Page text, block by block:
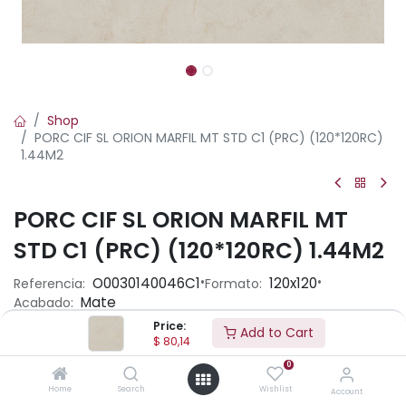
Price:
$ 80,14 Add to Cart
Home Search
0
Wishlist Account
Shop
PORC CIF SL ORION MARFIL MT STD C1 (PRC) (120*120RC)
1.44M2
PORC CIF SL ORION MARFIL MT
STD C1 (PRC) (120*120RC) 1.44M2
Referencia: O0030140046C1•Formato: 120x120•
Acabado: Mate
Ambiente